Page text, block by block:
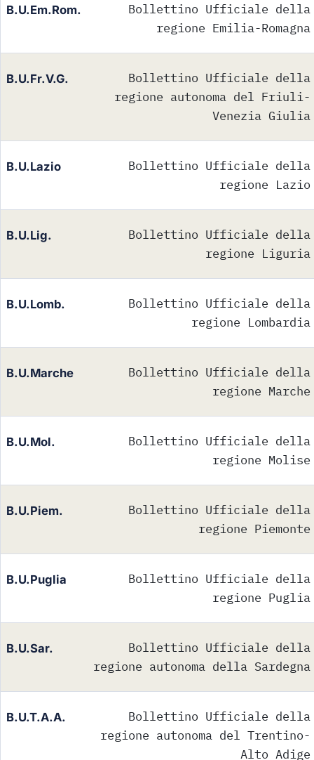
B.U.Em.Rom.
Bollettino Ufficiale della
regione Emilia-Romagna
B.U.Fr.V.G.
Bollettino Ufficiale della
regione autonoma del Friuli-
Venezia Giulia
B.U.Lazio
Bollettino Ufficiale della
regione Lazio
B.U.Lig.
Bollettino Ufficiale della
regione Liguria
B.U.Lomb.
Bollettino Ufficiale della
regione Lombardia
B.U.Marche
Bollettino Ufficiale della
regione Marche
B.U.Mol.
Bollettino Ufficiale della
regione Molise
B.U.Piem.
Bollettino Ufficiale della
regione Piemonte
B.U.Puglia
Bollettino Ufficiale della
regione Puglia
B.U.Sar.
Bollettino Ufficiale della
regione autonoma della Sardegna
B.U.T.A.A.
Bollettino Ufficiale della
regione autonoma del Trentino-
Alto Adige